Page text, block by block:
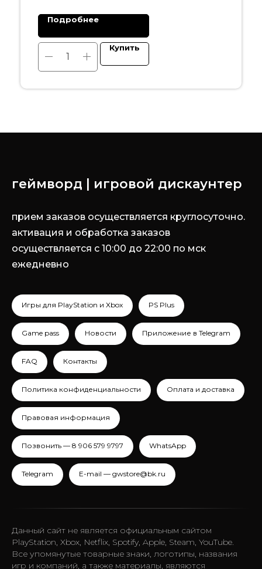
Подробнее
Купить
геймворд | игровой дискаунтер
прием заказов осуществляется круглосуточно.
активация и обработка заказов
осуществляется с 10:00 до 22:00 по мск
ежедневно
Игры для PlayStation и Xbox PS Plus
Game pass Новости Приложение в Telegram
FAQ Контакты
Политика конфиденциальности Оплата и доставка
Правовая информация
Позвонить — 8 906 579 9797 WhatsApp
Telegram E-mail — gwstore@bk.ru
Данный сайт не является официальным сайтом
PlayStation, Xbox, Netflix, Spotify, Apple, Steam, YouTube.
Все упомянутые товарные знаки, логотипы, названия
игр и компаний, а также материалы, являются